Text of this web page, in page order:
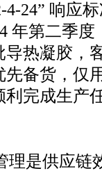
24” 响应
年第二季
热凝胶，
备货，仅
完成生产
理是供应链